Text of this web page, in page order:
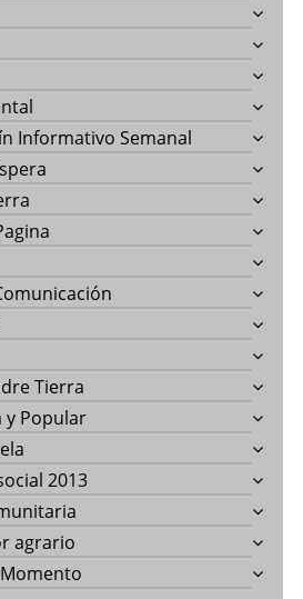
Informativo Semanal
Tierra
y Popular
2013
agrario